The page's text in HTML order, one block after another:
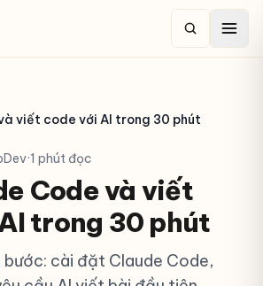
viết code với AI trong 30 phút
·1 phút đọc
Code và viết
trong 30 phút
bước: cài đặt Claude Code,